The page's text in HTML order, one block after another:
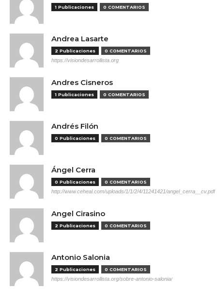
1 Publicaciones 0 COMENTARIOS
Andrea Lasarte
2 Publicaciones 0 COMENTARIOS
https://visiondesarrollista.org
Andres Cisneros
1 Publicaciones 0 COMENTARIOS
Andrés Filón
0 Publicaciones 0 COMENTARIOS
Ángel Cerra
0 Publicaciones 0 COMENTARIOS
http://www.ceheal.com/uploads/1/1/2/4/11241421/angel_cerra__cv.pdf
Angel Cirasino
2 Publicaciones 0 COMENTARIOS
Antonio Salonia
2 Publicaciones 0 COMENTARIOS
https://visiondesarrollista.org/sobre-antonio-salonia/